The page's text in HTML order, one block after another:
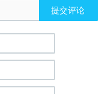
提交评论